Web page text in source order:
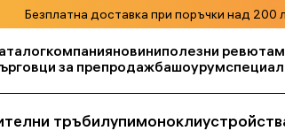
Безплатна доставка при поръчки над 200
компанияновиниполезни ревюта
за препродажбашоурум
тръбилупимонокли